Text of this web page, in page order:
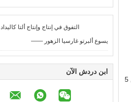
التفوق في إنتاج وإنتاج ألتا كاليداد
—— يسوع ألبرتو غارسيا الزهور
ابن دردش الآن
تسليم سريع: سوف يتم شحن أداة تثبيت الحفارات من الصين خلال 2-5 أيام بواسطة DHL / UPS / FEDEX / TNT وقد تصل من 5